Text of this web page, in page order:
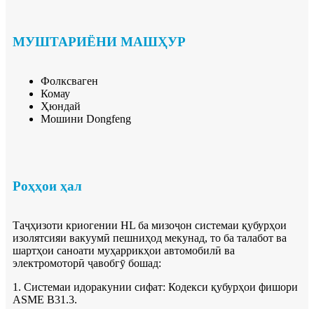
МУШТАРИЁНИ МАШҲУР
Фолксваген
Комау
Ҳюндай
Мошини Dongfeng
Роҳҳои ҳал
Таҷҳизоти криогении HL ба мизоҷон системаи қубурҳои
изолятсияи вакуумӣ пешниҳод мекунад, то ба талабот ва
шартҳои саноати муҳаррикҳои автомобилӣ ва
электромоторӣ ҷавобгӯ бошад:
1. Системаи идоракунии сифат: Кодекси қубурҳои фишори
ASME B31.3.